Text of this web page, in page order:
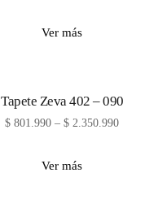
Ver más
Tapete Zeva 402 – 090
$ 801.990 –$ 2.350.990
Ver más